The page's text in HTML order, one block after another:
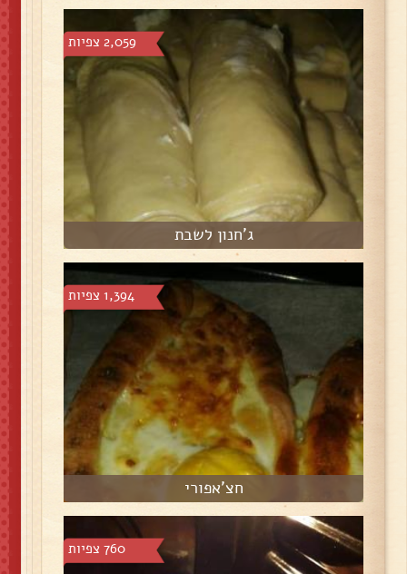
2,059 צפיות
ג'חנון לשבת
1,394 צפיות
חצ'אפורי
760 צפיות